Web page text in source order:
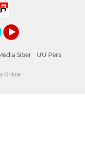
Siber
UU Pers
Online